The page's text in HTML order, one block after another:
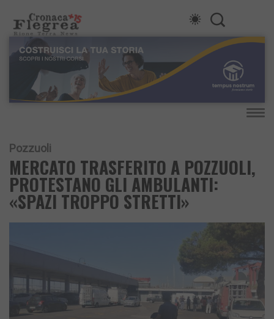
Pozzuoli
MERCATO TRASFERITO A POZZUOLI,
PROTESTANO GLI AMBULANTI:
«SPAZI TROPPO STRETTI»